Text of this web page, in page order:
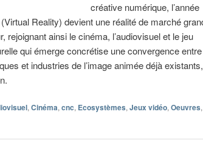
créative numérique, l’année
Reality) devient une réalité de marché
ainsi le cinéma, l’audiovisuel et le jeu
qui émerge concrétise une convergence
et industries de l’image animée déjà
, Cinéma, cnc, Ecosystèmes, Jeux vidéo, Oeuvres,